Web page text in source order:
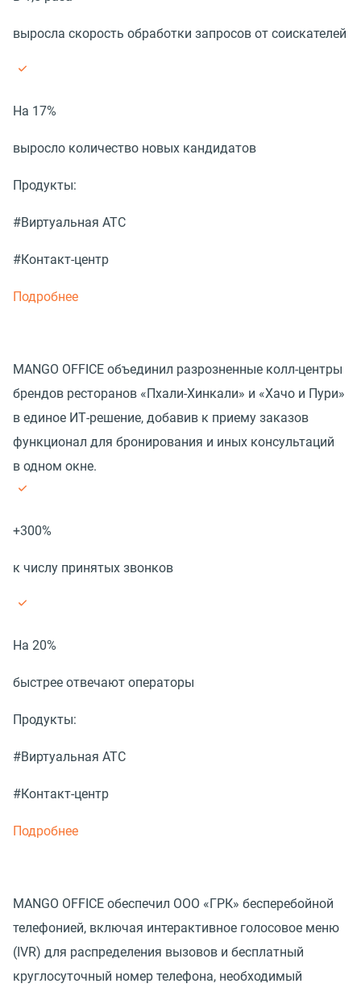
выросла скорость обработки запросов от соискателей
На 17%
выросло количество новых кандидатов
Продукты:
#Виртуальная АТС
#Контакт-центр
Подробнее
MANGO OFFICE объединил разрозненные колл-центры
брендов ресторанов «Пхали-Хинкали» и «Хачо и Пури»
в единое ИТ-решение, добавив к приему заказов
функционал для бронирования и иных консультаций
в одном окне.
+300%
к числу принятых звонков
На 20%
быстрее отвечают операторы
Продукты:
#Виртуальная АТС
#Контакт-центр
Подробнее
MANGO OFFICE обеспечил ООО «ГРК» бесперебойной
телефонией, включая интерактивное голосовое меню
(IVR) для распределения вызовов и бесплатный
круглосуточный номер телефона, необходимый